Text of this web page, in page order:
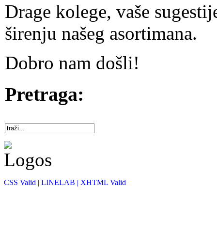
Drage kolege, vaše
širenju našeg asortimana.
Dobro nam došli!
Pretraga:
CSS Valid | LINELAB | XHTML Valid